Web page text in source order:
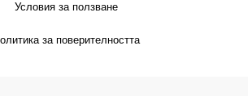
Условия за ползване
за поверителността